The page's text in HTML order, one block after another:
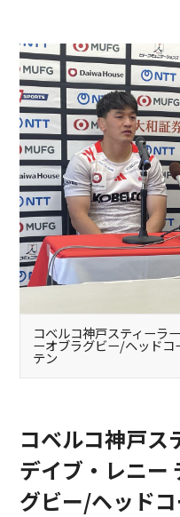
コベルコ神戸スティーラ
ーオブラグビー/ヘッドコ
テン
コベルコ神戸ス
デイブ・レニー
グビー/ヘッド